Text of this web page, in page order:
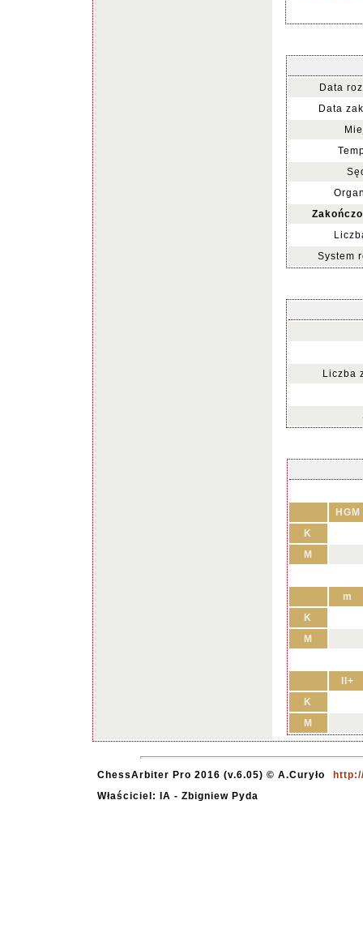
Data
Data
System
Liczba
HGM
K
M
m
K
M
II+
K
M
ChessArbiter Pro 2016 (v.6.05) © A.Curyło
Właściciel: IA - Zbigniew Pyda